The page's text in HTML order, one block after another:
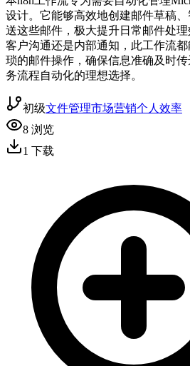
设计。它能够高效地创建邮件草稿
送这些邮件，极大提升日常邮件处理
客户沟通还是内部通知，此工作流
琐的邮件操作，确保信息准确及时
务流程自动化的理想选择。
初级文件管理市场营销个人效率
8 浏览
1 下载